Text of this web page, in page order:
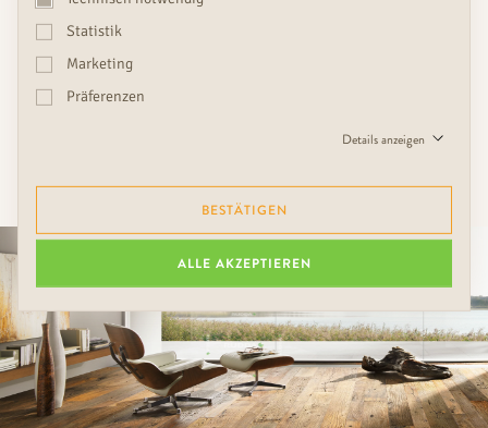
Statistik
Marketing
Präferenzen
Details anzeigen
BESTÄTIGEN
ALLE AKZEPTIEREN